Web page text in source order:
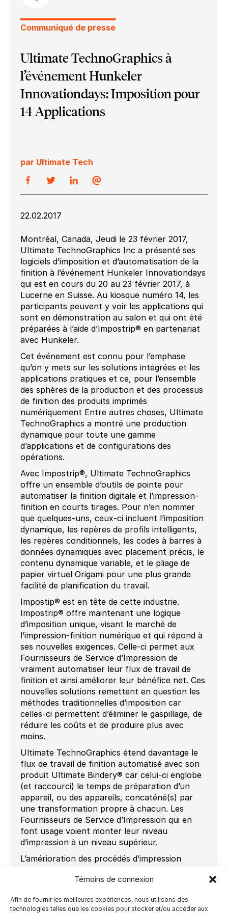
Témoins de connexion
Afin de fournir les meilleures expériences, nous utilisons des
technologies telles que les cookies pour stocker et/ou accéder aux
Communiqué de presse
Ultimate TechnoGraphics à
l’événement Hunkeler
Innovationdays: Imposition pour
14 Applications
par Ultimate Tech
22.02.2017
Montréal, Canada, Jeudi le 23 février 2017,
Ultimate TechnoGraphics Inc a présenté ses
logiciels d’imposition et d’automatisation de la
finition à l’événement Hunkeler Innovationdays
qui est en cours du 20 au 23 février 2017, à
Lucerne en Suisse. Au kiosque numéro 14, les
participants peuvent y voir les applications qui
sont en démonstration au salon et qui ont été
préparées à l’aide d’Impostrip® en partenariat
avec Hunkeler.
Cet événement est connu pour l’emphase
qu’on y mets sur les solutions intégrées et les
applications pratiques et ce, pour l’ensemble
des sphères de la production et des processus
de finition des produits imprimés
numériquement Entre autres choses, Ultimate
TechnoGraphics a montré une production
dynamique pour toute une gamme
d’applications et de configurations des
opérations.
Avec Impostrip®, Ultimate TechnoGraphics
offre un ensemble d’outils de pointe pour
automatiser la finition digitale et l’impression-
finition en courts tirages. Pour n’en nommer
que quelques-uns, ceux-ci incluent l’imposition
dynamique, les repères de profils intelligents,
les repères conditionnels, les codes à barres à
données dynamiques avec placement précis, le
contenu dynamique variable, et le pliage de
papier virtuel Origami pour une plus grande
facilité de planification du travail.
Impostip® est en tête de cette industrie.
Impostrip® offre maintenant une logique
d’imposition unique, visant le marché de
l’impression-finition numérique et qui répond à
ses nouvelles exigences. Celle-ci permet aux
Fournisseurs de Service d’Impression de
vraiment automatiser leur flux de travail de
finition et ainsi améliorer leur bénéfice net. Ces
nouvelles solutions remettent en question les
méthodes traditionnelles d’imposition car
celles-ci permettent d’éliminer le gaspillage, de
réduire les coûts et de produire plus avec
moins.
Ultimate TechnoGraphics étend davantage le
flux de travail de finition automatisé avec son
produit Ultimate Bindery® car celui-ci englobe
(et raccourci) le temps de préparation d’un
appareil, ou des appareils, concaténé(s) par
une transformation propre à chacun. Les
Fournisseurs de Service d’Impression qui en
font usage voient monter leur niveau
d’impression à un niveau supérieur.
L’amérioration des procédés d’impression
débits flexibles de production. Ultimate
Fournisseurs de Service d’Impression de toute